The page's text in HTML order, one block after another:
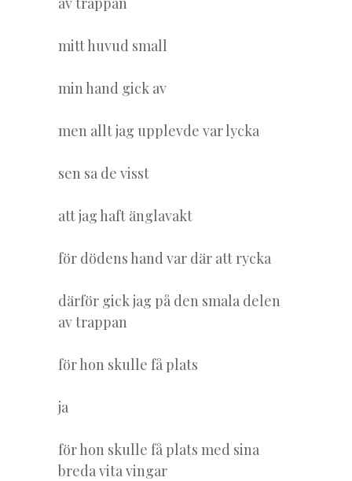
mitt huvud small
min hand gick av
men allt jag upplevde var lycka
sen sa de visst
att jag haft änglavakt
för dödens hand var där att rycka
därför gick jag på den smala delen
av trappan
för hon skulle få plats
ja
för hon skulle få plats med sina
breda vita vingar